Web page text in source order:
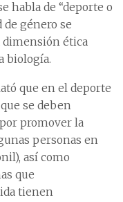
habla de “deporte o
de género se
dimensión ética
biología.
que en el deporte
se deben
promover la
personas en
así como
que
tienen